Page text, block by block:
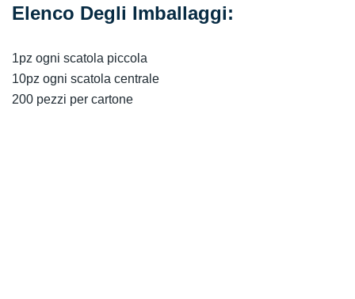
Elenco Degli Imballaggi:
1pz ogni scatola piccola
10pz ogni scatola centrale
200 pezzi per cartone